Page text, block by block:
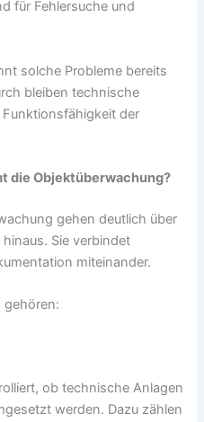
für Fehlersuche und
solche Probleme bereits
bleiben technische
der
die Objektüberwachung?
gehen deutlich über
Sie verbindet
miteinander.
gehören:
ob technische Anlagen
werden. Dazu zählen